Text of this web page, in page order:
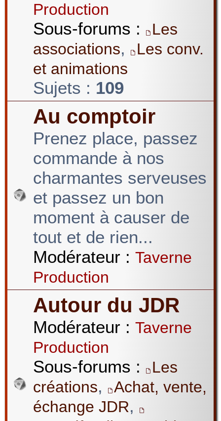
Production
Sous-forums :
Les
associations,
Les conv.
et animations
Sujets : 109
Au comptoir
Prenez place, passez
commande à nos
charmantes serveuses
et passez un bon
moment à causer de
tout et de rien...
Modérateur : Taverne
Production
Autour du JDR
Modérateur : Taverne
Production
Sous-forums :
Les
créations,
Achat, vente,
échange JDR,